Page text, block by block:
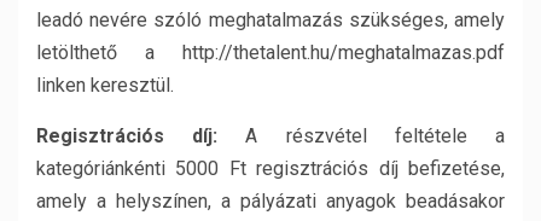
leadó nevére szóló meghatalmazás szükséges, amely
letölthető a http://thetalent.hu/meghatalmazas.pdf
linken keresztül.
Regisztrációs díj:A részvétel feltétele a
kategóriánkénti 5000 Ft regisztrációs díj befizetése,
amely a helyszínen, a pályázati anyagok beadásakor